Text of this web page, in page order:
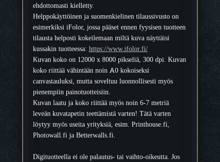
ehdottomasti kielletty.
Helppokäyttöinen ja suomenkielinen tilaussivusto on
esimerkiksi iFolor, jossa pääset ennen fyysisen tuotteen
tilausta helposti kokeilemaan miltä kuva näyttäisi
kussakin tuotteessa: https://www.ifolor.fi/
Kuvan koko on 12000 x 8000 pikseliä, 300 dpi. Kuvan
koko riittää vähintään noin A0 kokoiseksi
canvastauluksi, mutta soveltuu luonnollisesti myös
pienempiin painotuotteisiin.
Kuvan laatu ja koko riittää myös noin 6-7 metriä
leveän kuvatapetin teettämistä varten! Tätä varten
löytyy myös useita yrityksiä, esim. Printhouse.fi,
Photowall.fi ja Betterwalls.fi.
Digituotteella ei ole palautus- tai vaihto-oikeutta. Jos